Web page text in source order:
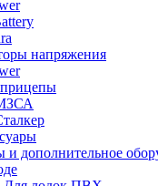
напряжения
и дополнительное